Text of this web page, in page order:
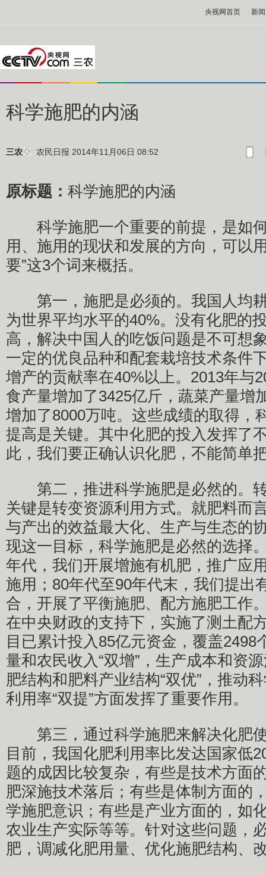
央视网首页 新闻
科学施肥的内涵
三农 农民日报 2014年11月06日 08:52
原标题： 科学施肥的内涵
科学施肥一个重要的前提，是如
用、施用的现状和发展的方向，可以
要”这3个词来概括。
第一，施肥是必须的。我国人均
为世界平均水平的40%。没有化肥的
高，解决中国人的吃饭问题是不可想
一定的优良品种和配套栽培技术条件
增产的贡献率在40%以上。2013年与
食产量增加了3425亿斤，蔬菜产量增
增加了8000万吨。这些成绩的取得，
提高是关键。其中化肥的投入发挥了
此，我们要正确认识化肥，不能简单
第二，推进科学施肥是必然的。
关键是转变资源利用方式。就肥料而
与产出的效益最大化、生产与生态的
现这一目标，科学施肥是必然的选择
年代，我们开展增施有机肥，推广应
施用；80年代至90年代末，我们提出
合，开展了平衡施肥、配方施肥工作
在中央财政的支持下，实施了测土配
目已累计投入85亿元资金，覆盖2498
量和农民收入“双增”，生产成本和资
肥结构和肥料产业结构“双优”，推动
利用率“双提”方面发挥了重要作用。
第三，通过科学施肥来解决化肥
目前，我国化肥利用率比发达国家低
题的成因比较复杂，有些是技术方面
肥深施技术落后；有些是体制方面的
学施肥意识；有些是产业方面的，如
农业生产实际等等。针对这些问题，
肥，调减化肥用量、优化施肥结构、